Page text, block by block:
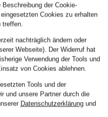
Marc O'Polo
Blusenshirt
CHF 85
der Cookie-
Cookies zu erhalten
treffen.
nachträglich ändern oder
Webseite). Der Widerruf hat
Verwendung der Tools und
von Cookies ablehnen.
Tools und der
und unsere Partner durch die
Datenschutzerklärungund